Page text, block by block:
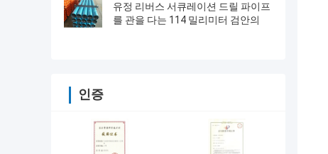
유정 리버스 서큐레이션 드릴 파이프
를 관을 다는 114 밀리미터 검안의
인증